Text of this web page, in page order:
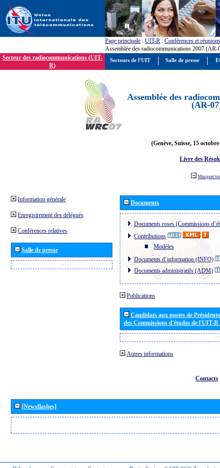
Page principale : UIT-R : Conférences et réunions
Assemblée des radiocommunications 2007 (AR-
Secteur des radiocommunications (UIT-
R)
Assemblée des
(AR-
(Genève, Suisse, 15
Livre des
Masquer
Information générale
Enregistrement des délégués
Conférences relatives
Salle de presse
Documents
Documents roses (Commissions
Contributions
Modèles
Documents d´information (INFO)
Documents administratifs (ADM)
Publications
Candidats aux postes de
des Commissions d'études de l'UIT-
Autres informations
Contacts
[Newsflashes]
Secteurs de l'UIT Salle de presse